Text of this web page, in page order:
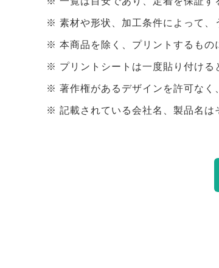
素材や形状、加工条件によって、
本商品を除く、プリントするもの
プリントシートは一度貼り付ける
著作権があるデザインを許可なく
記載されている会社名、製品名は